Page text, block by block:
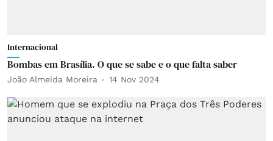
Internacional
Bombas em Brasília. O que se sabe e o que falta saber
João Almeida Moreira 14 Nov 2024